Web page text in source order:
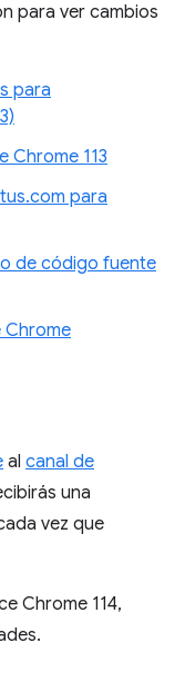
para ver cambios
para
Chrome 113
para
de código fuente
Chrome
al canal de
una
vez que
Chrome 114,